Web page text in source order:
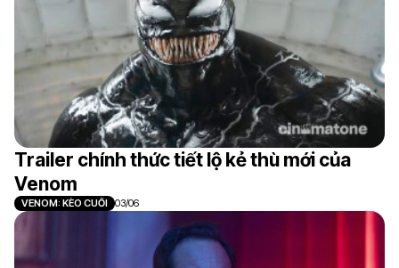
Trailer chính thức tiết lộ kẻ thù mới của
Venom
VENOM: KÈO CUỐI 03/06